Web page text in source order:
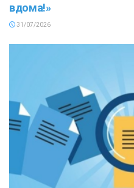
вдома!»
31/07/2026